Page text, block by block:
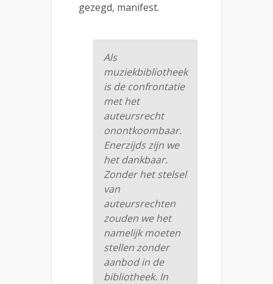
gezegd, manifest.
Als
muziekbibliotheek
is de confrontatie
met het
auteursrecht
onontkoombaar.
Enerzijds zijn we
het dankbaar.
Zonder het stelsel
van
auteursrechten
zouden we het
namelijk moeten
stellen zonder
aanbod in de
bibliotheek. In